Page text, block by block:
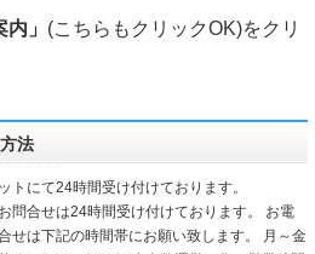
内」 (こちらもクリックOK)をクリ
法
トにて24時間受け付けております。
問合せは24時間受け付けております。 お電
せは下記の時間帯にお願い致します。 月～金